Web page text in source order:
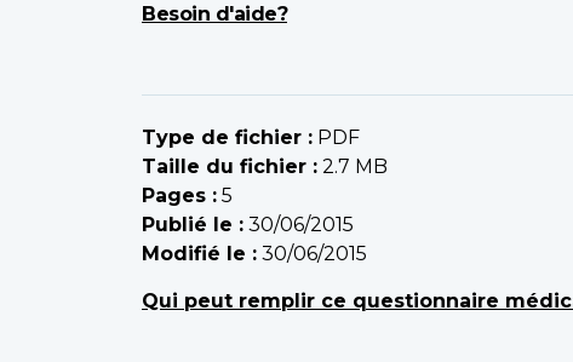
Besoin d'aide?
Type de fichier : PDF
Taille du fichier : 2.7 MB
Pages : 5
Publié le : 30/06/2015
Modifié le : 30/06/2015
Qui peut remplir ce questionnaire